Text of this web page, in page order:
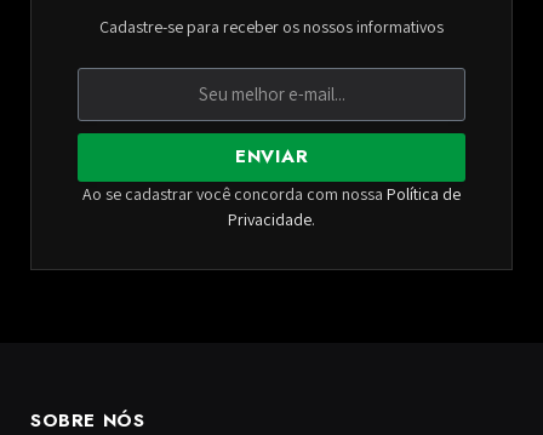
Cadastre-se para receber os nossos informativos
ENVIAR
Ao se cadastrar você concorda com nossa Política de
Privacidade.
SOBRE NÓS